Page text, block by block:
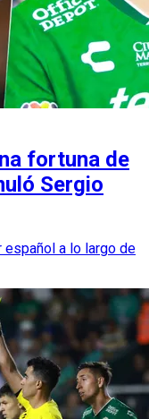
fortuna de
Sergio
a lo largo de